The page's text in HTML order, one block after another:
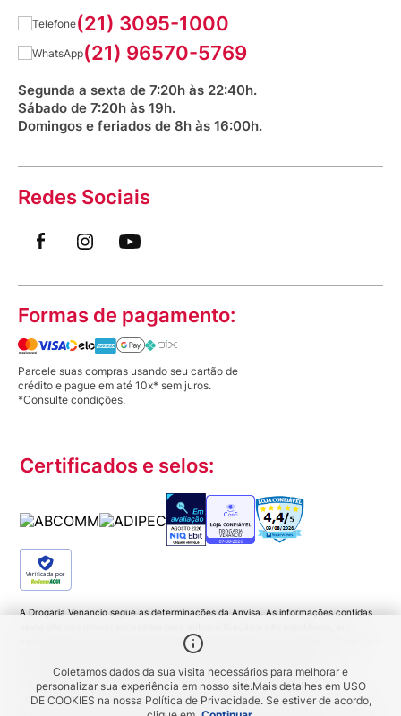
Coletamos dados da sua visita necessários para melhorar e
personalizar sua experiência em nosso site.Mais detalhes em USO
DE COOKIES na nossa Política de Privacidade. Se estiver de acordo,
Aniversário Venancio 2025
Bioimpedância Gratuita
Fale conosco
Saúde na praça
(21) 3095-1000
(21) 96570-5769
Segunda a sexta de 7:20h às 22:40h.
Sábado de 7:20h às 19h.
Domingos e feriados de 8h às 16:00h.
Redes Sociais
Formas de pagamento:
Parcele suas compras usando seu cartão de
crédito e pague em até 10x* sem juros.
*Consulte condições.
Certificados e selos:
Verificada por
A Drogaria Venancio segue as determinações da Anvisa. As informações contidas
hipótese alguma, as orientações dadas pelo profissional da área médica. Somente o
médico está apto a diagnosticar qualquer problema de saúde e prescrever o
tratamento adequado. Ao persistirem os sintomas um médico deverá ser
consultado. Medicamentos podem trazer riscos. Procure o médico e o
farmacêutico. Leia a bula. Todas as imagens deste site são meramente ilustrativas.
A disponibilidade de produtos variam de acordo com a quantidade em estoque. Os